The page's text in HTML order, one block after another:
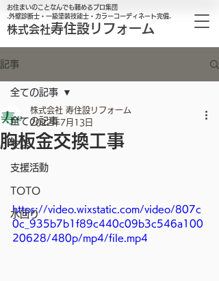
株式会社寿住設リフォーム
お住まいのことなんでも頼めるプロ集団
₋外壁診断士・一級塗装技能士・カラーコーディネート完備₋
記事
全ての記事
支店
支援活動
TOTO
水回り
全ての記事
胸板金交換工事
株式会社 寿住設リフォーム
2022年7月13日
https://video.wixstatic.com/video/807c
0c_935b7b1f89c440c09b3c546a100
20628/480p/mp4/file.mp4